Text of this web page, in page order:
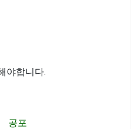
야합니다.
공포